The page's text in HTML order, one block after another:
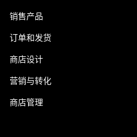
销售产品
订单和发货
商店设计
营销与转化
商店管理